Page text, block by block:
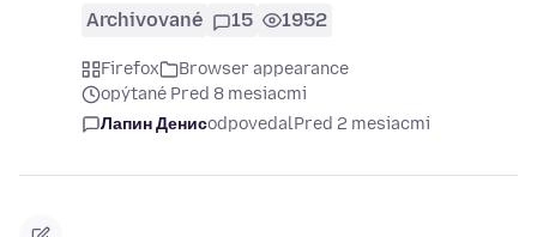
Archivované 15 1952
Firefox
Browser appearance
opýtané Pred 8 mesiacmi
Лапин ДенисodpovedalPred 2 mesiacmi